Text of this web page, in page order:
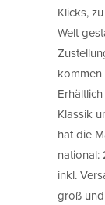
Klicks,
Welt
Klassik
hat die
national:
inkl.
groß